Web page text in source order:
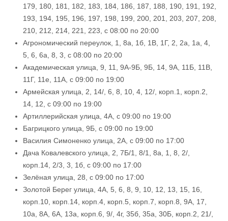
179, 180, 181, 182, 183, 184, 186, 187, 188, 190, 191, 192,
193, 194, 195, 196, 197, 198, 199, 200, 201, 203, 207, 208,
210, 212, 214, 221, 223, с 08:00 по 20:00
Агрономический переулок, 1, 8а, 1б, 1В, 1Г, 2, 2а, 1а, 4,
5, 6, 6а, 8, 3, с 08:00 по 20:00
Академическая улица, 9, 11, 9А-9Б, 9Б, 14, 9А, 11Б, 11В,
11Г, 11е, 11А, с 09:00 по 19:00
Армейская улица, 2, 14/, 6, 8, 10, 4, 12/, корп.1, корп.2,
14, 12, с 09:00 по 19:00
Артиллерийская улица, 4А, с 09:00 по 19:00
Багрицкого улица, 9Б, с 09:00 по 19:00
Василия Симоненко улица, 2А, с 09:00 по 17:00
Дача Ковалевского улица, 2, 7Б/1, 8/1, 8а, 1, 8, 2/,
корп.14, 2/3, 3, 1б, с 09:00 по 17:00
Зелёная улица, 28, с 09:00 по 17:00
Золотой Берег улица, 4А, 5, 6, 8, 9, 10, 12, 13, 15, 16,
корп.10, корп.14, корп.4, корп.5, корп.7, корп.8, 9А, 17,
10а, 8А, 6А, 13а, корп.6, 9/, 4г, 35б, 35а, 30Б, корп.2, 21/,